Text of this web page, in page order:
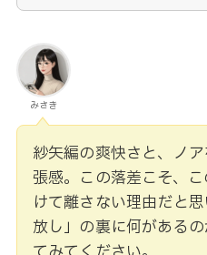
みさき
紗矢編の爽快さと、ノ
張感。この落差こそ、
けて離さない理由だと
放し」の裏に何がある